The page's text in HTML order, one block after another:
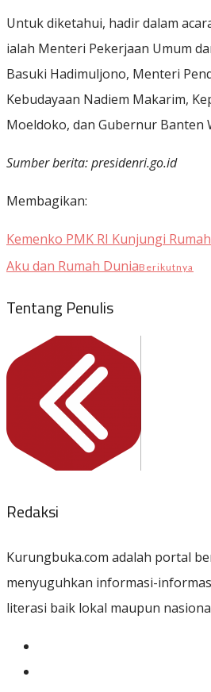
Untuk diketahui, hadir dalam
ialah Menteri Pekerjaan Umum
Basuki Hadimuljono, Menteri
Kebudayaan Nadiem Makarim,
Moeldoko, dan Gubernur Banten
Sumber berita: presidenri.go.id
Membagikan:
Kemenko PMK RI Kunjungi
Aku dan Rumah DuniaBerikutnya
Tentang Penulis
Redaksi
Kurungbuka.com adalah portal
menyuguhkan informasi-
literasi baik lokal maupun